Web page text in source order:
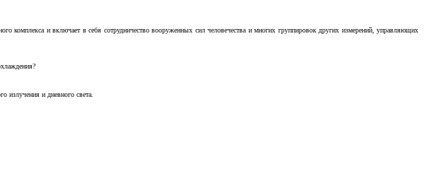
комплекса и включает в себя сотрудничество вооруженных сил человечества и многих группировок других измерений, управляющих
излучения и дневного света.